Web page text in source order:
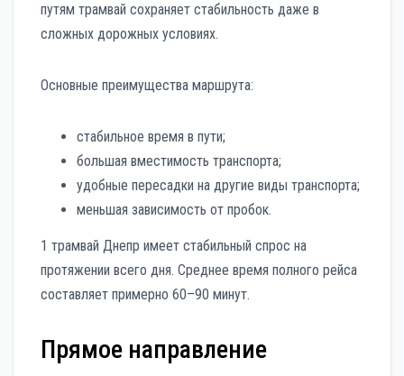
путям трамвай сохраняет стабильность даже в
сложных дорожных условиях.
Основные преимущества маршрута:
стабильное время в пути;
большая вместимость транспорта;
удобные пересадки на другие виды транспорта;
меньшая зависимость от пробок.
1 трамвай Днепр имеет стабильный спрос на
протяжении всего дня. Среднее время полного рейса
составляет примерно 60–90 минут.
Прямое направление